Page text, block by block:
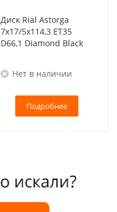
Диск Rial Astorga
7x17/5x114,3 ET35
D66,1 Diamond Black
Нет в наличии
Подробнее